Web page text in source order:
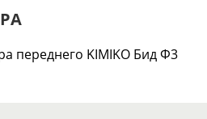
переднего KIMIKO Бид Ф3